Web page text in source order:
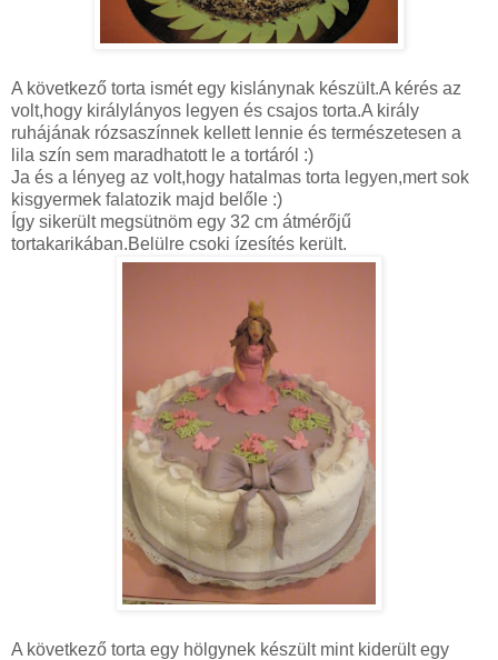
A következő torta ismét egy kislánynak készült.A kérés az
volt,hogy királylányos legyen és csajos torta.A király
ruhájának rózsaszínnek kellett lennie és természetesen a
lila szín sem maradhatott le a tortáról :)
Ja és a lényeg az volt,hogy hatalmas torta legyen,mert sok
kisgyermek falatozik majd belőle :)
Így sikerült megsütnöm egy 32 cm átmérőjű
tortakarikában.Belülre csoki ízesítés került.
A következő torta egy hölgynek készült mint kiderült egy